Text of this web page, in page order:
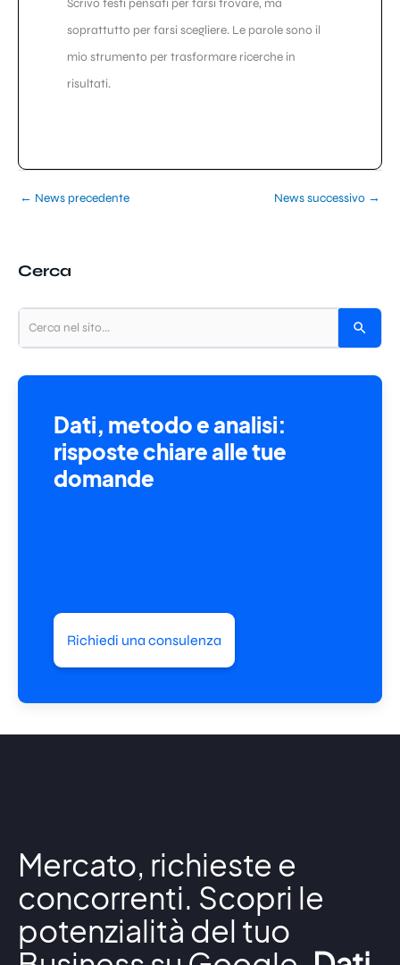
soprattutto per farsi scegliere. Le parole sono il
mio strumento per trasformare ricerche in
risultati.
← News precedente News successivo →
Cerca
Dati, metodo e analisi:
risposte chiare alle tue
domande
Richiedi una consulenza
Mercato, richieste e
concorrenti. Scopri le
potenzialità del tuo